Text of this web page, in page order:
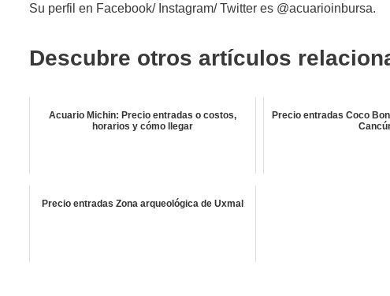
Su perfil en Facebook/ Instagram/ Twitter es @acuarioinbursa.
Descubre otros artículos
Acuario Michin: Precio entradas o costos,
horarios y cómo llegar
Precio entradas Coco
Precio entradas Zona arqueológica de Uxmal